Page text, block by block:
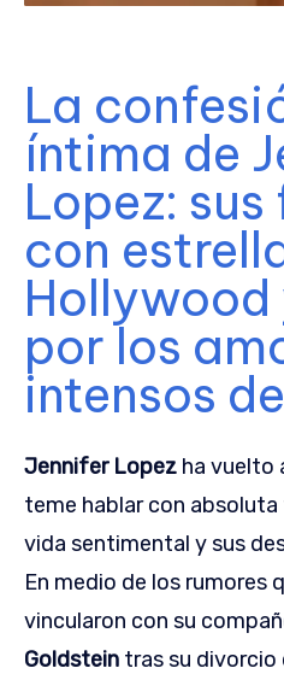
La
íntima de
Lopez:
con
Hollywood
por los
intensos
Jennifer Lopez ha vuelto
teme hablar con
vida sentimental y sus
En medio de los rumores
vincularon con su
Goldstein tras su divorcio